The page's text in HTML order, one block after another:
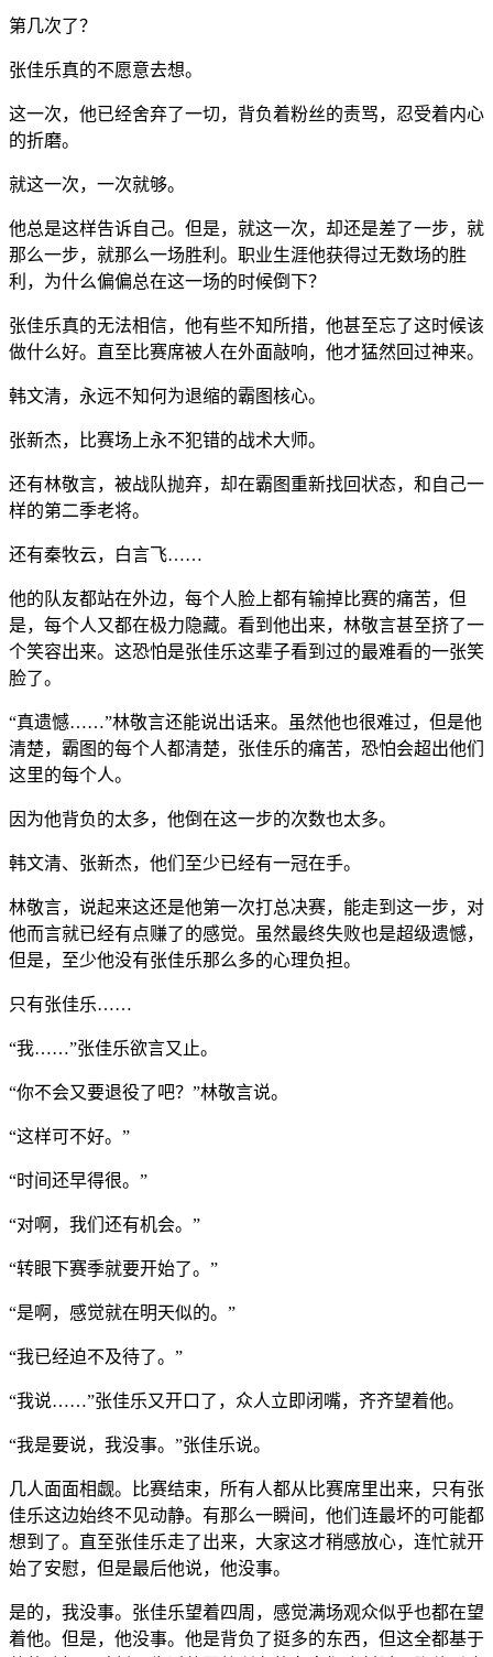
第几次了？
张佳乐真的不愿意去想。
这一次，他已经舍弃了一切，背负着粉丝的责骂，忍受着内心
的折磨。
就这一次，一次就够。
他总是这样告诉自己。但是，就这一次，却还是差了一步，就
那么一步，就那么一场胜利。职业生涯他获得过无数场的胜
利，为什么偏偏总在这一场的时候倒下？
张佳乐真的无法相信，他有些不知所措，他甚至忘了这时候该
做什么好。直至比赛席被人在外面敲响，他才猛然回过神来。
韩文清，永远不知何为退缩的霸图核心。
张新杰，比赛场上永不犯错的战术大师。
还有林敬言，被战队抛弃，却在霸图重新找回状态，和自己一
样的第二季老将。
还有秦牧云，白言飞……
他的队友都站在外边，每个人脸上都有输掉比赛的痛苦，但
是，每个人又都在极力隐藏。看到他出来，林敬言甚至挤了一
个笑容出来。这恐怕是张佳乐这辈子看到过的最难看的一张笑
脸了。
“真遗憾……”林敬言还能说出话来。虽然他也很难过，但是他
清楚，霸图的每个人都清楚，张佳乐的痛苦，恐怕会超出他们
这里的每个人。
因为他背负的太多，他倒在这一步的次数也太多。
韩文清、张新杰，他们至少已经有一冠在手。
林敬言，说起来这还是他第一次打总决赛，能走到这一步，对
他而言就已经有点赚了的感觉。虽然最终失败也是超级遗憾，
但是，至少他没有张佳乐那么多的心理负担。
只有张佳乐……
“我……”张佳乐欲言又止。
“你不会又要退役了吧？”林敬言说。
“这样可不好。”
“时间还早得很。”
“对啊，我们还有机会。”
“转眼下赛季就要开始了。”
“是啊，感觉就在明天似的。”
“我已经迫不及待了。”
“我说……”张佳乐又开口了，众人立即闭嘴，齐齐望着他。
“我是要说，我没事。”张佳乐说。
几人面面相觑。比赛结束，所有人都从比赛席里出来，只有张
佳乐这边始终不见动静。有那么一瞬间，他们连最坏的可能都
想到了。直至张佳乐走了出来，大家这才稍感放心，连忙就开
始了安慰，但是最后他说，他没事。
是的，我没事。张佳乐望着四周，感觉满场观众似乎也都在望
着他。但是，他没事。他是背负了挺多的东西，但这全都基于